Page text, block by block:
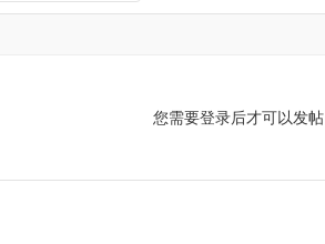
您需要登录后才可以发帖